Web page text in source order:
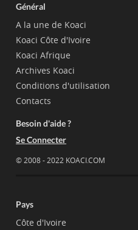
Général
A la une de Koaci
Koaci Côte d'Ivoire
Koaci Afrique
Archives Koaci
Conditions d'utilisation
Contacts
Besoin d'aide ?
Se Connecter
© 2008 - 2022 KOACI.COM
Pays
Côte d'Ivoire